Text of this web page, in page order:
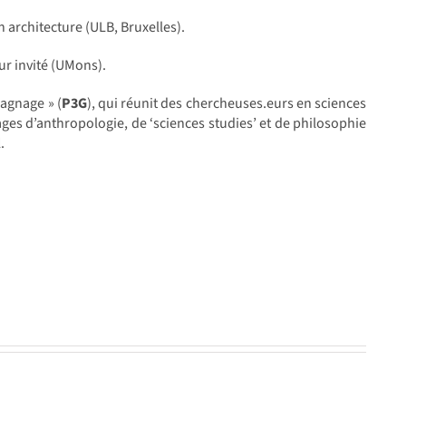
(ULB, Bruxelles).
invité (UMons).
» (P3G), qui réunit des chercheuses.eurs en sciences
d’anthropologie, de ‘sciences studies’ et de philosophie